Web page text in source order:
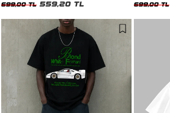
699,00 TL 559,20 TL 699,00 TL